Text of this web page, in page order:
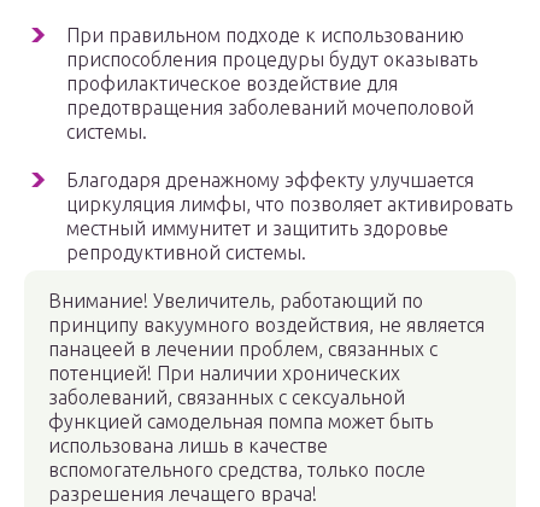
При правильном подходе к использованию
приспособления процедуры будут оказывать
профилактическое воздействие для
предотвращения заболеваний мочеполовой
системы.
Благодаря дренажному эффекту улучшается
циркуляция лимфы, что позволяет активировать
местный иммунитет и защитить здоровье
репродуктивной системы.
Внимание! Увеличитель, работающий по
принципу вакуумного воздействия, не является
панацеей в лечении проблем, связанных с
потенцией! При наличии хронических
заболеваний, связанных с сексуальной
функцией самодельная помпа может быть
использована лишь в качестве
вспомогательного средства, только после
разрешения лечащего врача!